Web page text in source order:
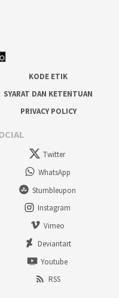
KODE ETIK
SYARAT DAN KETENTUAN
PRIVACY POLICY
Twitter
WhatsApp
Stumbleupon
Instagram
Vimeo
Deviantart
Youtube
RSS